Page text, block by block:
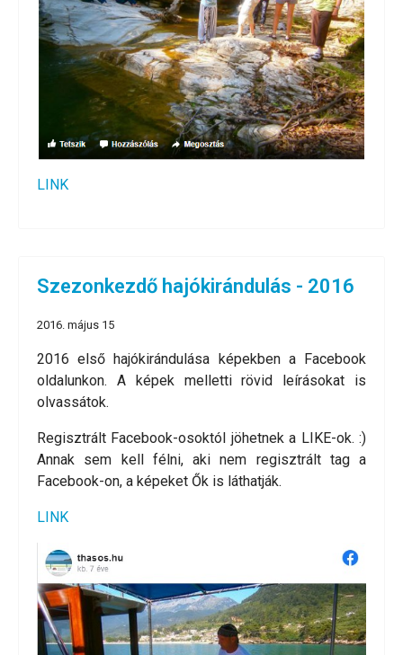
LINK
Szezonkezdő hajókirándulás - 2016
2016. május 15
2016 első hajókirándulása képekben a Facebook
oldalunkon. A képek melletti rövid leírásokat is
olvassátok.
Regisztrált Facebook-osoktól jöhetnek a LIKE-ok. :)
Annak sem kell félni, aki nem regisztrált tag a
Facebook-on, a képeket Ők is láthatják.
LINK